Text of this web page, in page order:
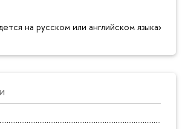
на русском или английском языках